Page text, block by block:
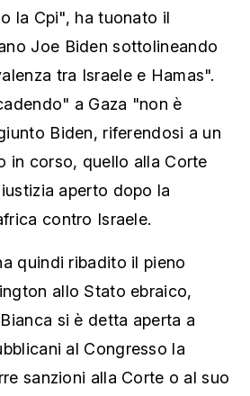
la Cpi", ha tuonato il
Joe Biden sottolineando
tra Israele e Hamas".
a Gaza "non è
Biden, riferendosi a un
in corso, quello alla Corte
aperto dopo la
contro Israele.
quindi ribadito il pieno
allo Stato ebraico,
si è detta aperta a
al Congresso la
sanzioni alla Corte o al suo